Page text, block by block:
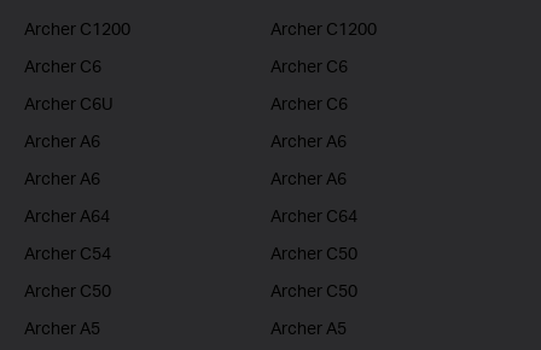
Archer C1200
Archer C1200
Archer C6
Archer C6
Archer C6U
Archer C6
Archer A6
Archer A6
Archer A6
Archer A6
Archer A64
Archer C64
Archer C54
Archer C50
Archer C50
Archer C50
Archer A5
Archer A5